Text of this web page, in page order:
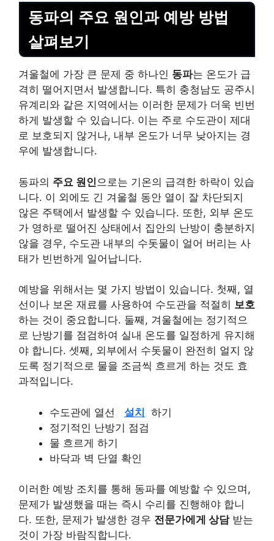
동파의 주요 원인과 예방 방법
살펴보기
겨울철에 가장 큰 문제 중 하나인 동파는 온도가 급
격히 떨어지면서 발생합니다. 특히 충청남도 공주시
유계리와 같은 지역에서는 이러한 문제가 더욱 빈번
하게 발생할 수 있습니다. 이는 주로 수도관이 제대
로 보호되지 않거나, 내부 온도가 너무 낮아지는 경
우에 발생합니다.
동파의 주요 원인 으로는 기온의 급격한 하락이 있습
니다. 이 외에도 긴 겨울철 동안 열이 잘 차단되지
않은 주택에서 발생할 수 있습니다. 또한, 외부 온도
가 영하로 떨어진 상태에서 집안의 난방이 충분하지
않을 경우, 수도관 내부의 수돗물이 얼어 버리는 사
태가 빈번하게 일어납니다.
예방을 위해서는 몇 가지 방법이 있습니다. 첫째, 열
선이나 보온 재료를 사용하여 수도관을 적절히 보호
하는 것이 중요합니다. 둘째, 겨울철에는 정기적으
로 난방기를 점검하여 실내 온도를 일정하게 유지해
야 합니다. 셋째, 외부에서 수돗물이 완전히 얼지 않
도록 정기적으로 물을 조금씩 흐르게 하는 것도 효
과적입니다.
수도관에 열선 설치 하기
정기적인 난방기 점검
물 흐르게 하기
바닥과 벽 단열 확인
이러한 예방 조치를 통해 동파를 예방할 수 있으며,
문제가 발생했을 때는 즉시 수리를 진행해야 합니
다. 또한, 문제가 발생한 경우 전문가에게 상담받는
것이 가장 바람직합니다.